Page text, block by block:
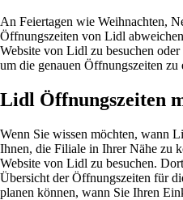
An Feiertagen wie Weihnachten,
Öffnungszeiten von Lidl
Website von Lidl zu besuchen
um die genauen Öffnungszeiten zu
Lidl Öffnungszeiten
Wenn Sie wissen möchten, wann
Ihnen, die Filiale in Ihrer Nähe zu
Website von Lidl zu besuchen.
Übersicht der Öffnungszeiten für
planen können, wann Sie Ihren